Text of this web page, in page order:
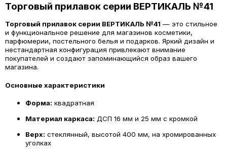
Торговый прилавок серии ВЕРТИКАЛЬ №41
Торговый прилавок серии ВЕРТИКАЛЬ №41 — это стильное
и функциональное решение для магазинов косметики,
парфюмерии, постельного белья и подарков. Яркий дизайн и
нестандартная конфигурация привлекают внимание
покупателей и создают запоминающийся образ вашего
магазина.
Основные характеристики
Форма: квадратная
Материал каркаса: ДСП 16 мм и 25 мм с кромкой
Верх: стеклянный, высотой 400 мм, на хромированных
уголках